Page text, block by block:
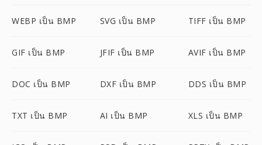
WEBP เป็น BMP SVG เป็น BMP TIFF เป็น BMP
GIF เป็น BMP JFIF เป็น BMP AVIF เป็น BMP
DOC เป็น BMP DXF เป็น BMP DDS เป็น BMP
TXT เป็น BMP AI เป็น BMP XLS เป็น BMP